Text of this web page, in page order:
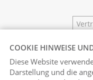
COOKIE HINWEISE
Diese Website
Darstellung und die